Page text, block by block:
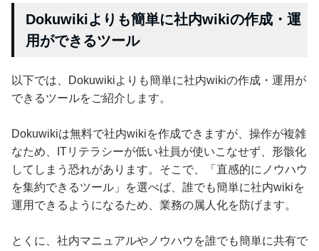
Dokuwikiよりも簡単に社内wikiの作成・運
用ができるツール
以下では、Dokuwikiよりも簡単に社内wikiの作成・運用が
できるツールをご紹介します。
Dokuwikiは無料で社内wikiを作成できますが、操作が複雑
なため、ITリテラシーが低い社員が使いこなせず、形骸化
してしまう恐れがあります。そこで、「直感的にノウハウ
を集約できるツール」を選べば、誰でも簡単に社内wikiを
運用できるようになるため、業務の属人化を防げます。
とくに、社内マニュアルやノウハウを誰でも簡単に共有で